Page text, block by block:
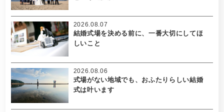
結婚式場を決める前に、一番大切にしてほ
しいこと
2026.08.07
式場がない地域でも、おふたりらしい結婚
式は叶います
2026.08.06